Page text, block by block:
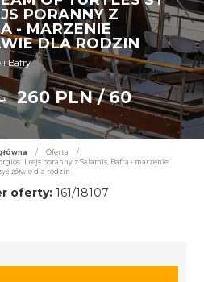
PORANNY Z
- MARZENIE
DLA RODZIN
i Bafry
260 PLN / 60
/ Oferta
/
II rejs poranny z Salamis, Bafra - marzenie
żółwie dla rodzin
oferty:161/18107